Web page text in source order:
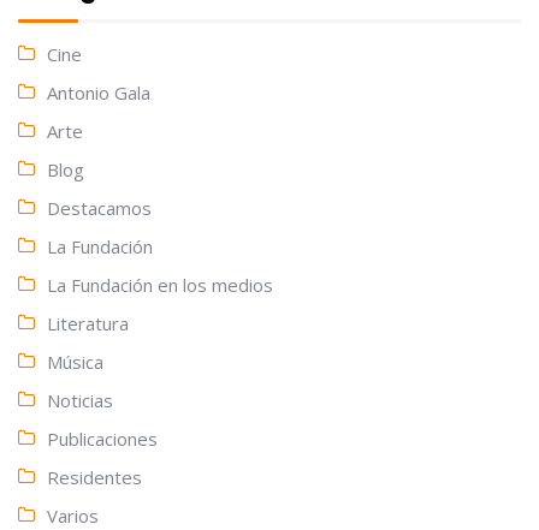
Cine
Antonio Gala
Arte
Blog
Destacamos
La Fundación
La Fundación en los medios
Literatura
Música
Noticias
Publicaciones
Residentes
Varios